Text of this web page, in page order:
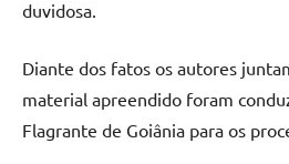
duvidosa.
Diante dos fatos os autores
material apreendido foram
Flagrante de Goiânia para os